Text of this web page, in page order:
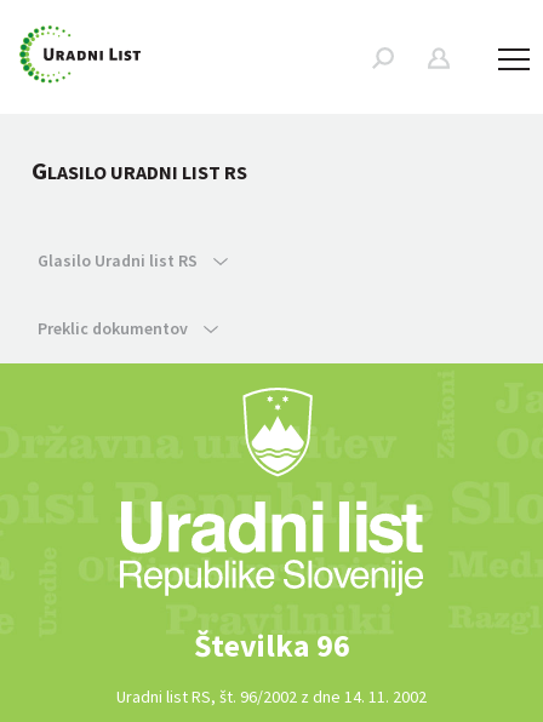
GLASILO URADNI LIST RS
Glasilo Uradni list RS
Preklic dokumentov
Številka 96
Uradni list RS, št. 96/2002 z dne 14. 11. 2002